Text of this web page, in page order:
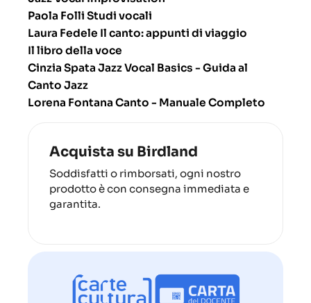
Paola Folli Studi vocali
Laura Fedele Il canto: appunti di viaggio
Il libro della voce
Cinzia Spata Jazz Vocal Basics - Guida al
Canto Jazz
Lorena Fontana Canto - Manuale Completo
Acquista su Birdland
Soddisfatti o rimborsati, ogni nostro
prodotto è con consegna immediata e
garantita.